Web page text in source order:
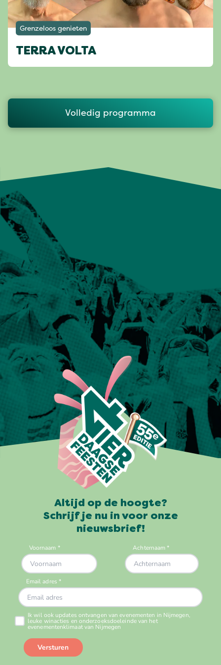
Grenzeloos genieten
TERRA VOLTA
Volledig programma
Altijd op de hoogte?
Schrijf je nu in voor onze
nieuwsbrief!